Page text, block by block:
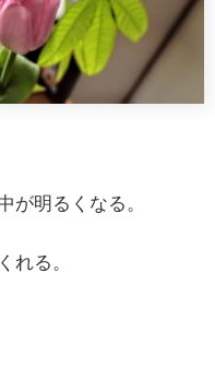
が明るくなる。
れる。